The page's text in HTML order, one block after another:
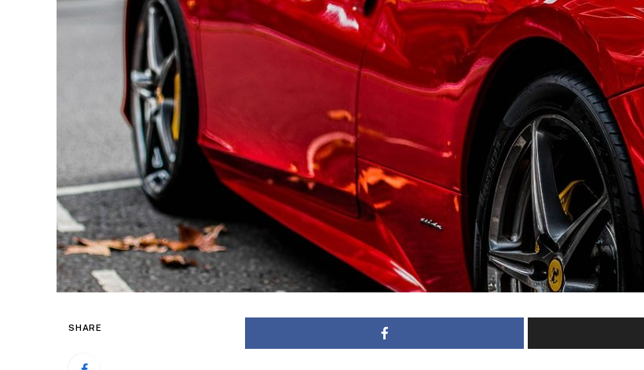
SHARE